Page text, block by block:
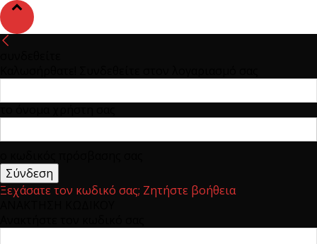
Ξεχάσατε τον κωδικό σας; Ζητήστε βοήθεια